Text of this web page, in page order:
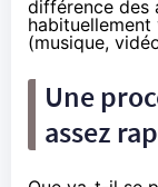
différence des
(musique,
Une
assez